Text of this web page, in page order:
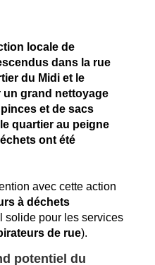
locale de
dans la rue
du Midi et le
un grand nettoyage
et de sacs
quartier au peigne
ont été
avec cette action
à déchets
solide pour les services
de rue).
potentiel du